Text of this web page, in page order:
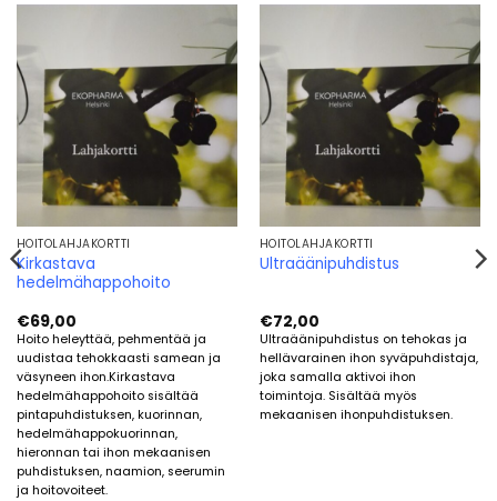
HOITOLAHJAKORTTI
Kirkastava
hedelmähappohoito
€69,00
Hoito heleyttää, pehmentää ja
uudistaa tehokkaasti samean ja
väsyneen ihon.Kirkastava
hedelmähappohoito sisältää
pintapuhdistuksen, kuorinnan,
hedelmähappokuorinnan,
hieronnan tai ihon mekaanisen
puhdistuksen, naamion, seerumin
ja hoitovoiteet.
HOITOLAHJAKORTTI
Ultraäänipuhdistus
€72,00
Ultraäänipuhdistus on tehokas ja
hellävarainen ihon syväpuhdistaja,
joka samalla aktivoi ihon
toimintoja. Sisältää myös
mekaanisen ihonpuhdistuksen.